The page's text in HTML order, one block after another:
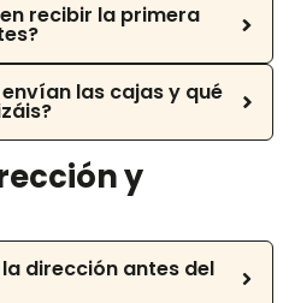
recibir la primera
las cajas y qué
y
dirección antes del